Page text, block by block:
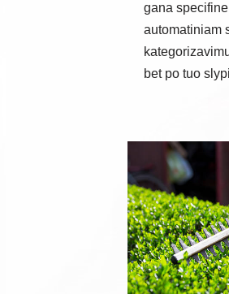
gana
automatiniam
bet po tuo